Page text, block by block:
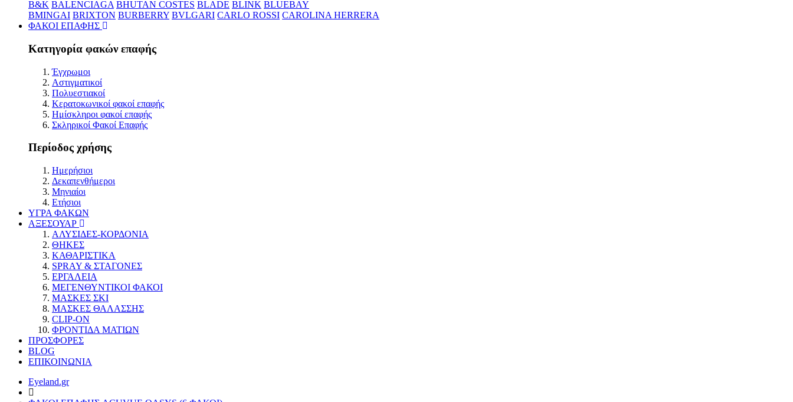
B&K BALENCIAGA BHUTAN COSTES BLADE BLINK BLUEBAY
BMINGAI BRIXTON BURBERRY BVLGARI CARLO ROSSI CAROLINA HERRERA
ΦΑΚΟΙ ΕΠΑΦΗΣ
Κατηγορία φακών επαφής
Έγχρωμοι
Αστιγματικοί
Πολυεστιακοί
Κερατοκωνικοί φακοί επαφής
Ημίσκληροι φακοί επαφής
Σκληρικοί Φακοί Επαφής
Περίοδος χρήσης
Ημερήσιοι
Δεκαπενθήμεροι
Μηνιαίοι
Ετήσιοι
ΥΓΡΑ ΦΑΚΩΝ
ΑΞΕΣΟΥΑΡ
ΑΛΥΣΙΔΕΣ-ΚΟΡΔΟΝΙΑ
ΘΗΚΕΣ
ΚΑΘΑΡΙΣΤΙΚΑ
SPRAY & ΣΤΑΓΟΝΕΣ
ΕΡΓΑΛΕΙΑ
ΜΕΓΕΝΘΥΝΤΙΚΟΙ ΦΑΚΟΙ
ΜΑΣΚΕΣ ΣΚΙ
ΜΑΣΚΕΣ ΘΑΛΑΣΣΗΣ
CLIP-ON
ΦΡΟΝΤΙΔΑ ΜΑΤΙΩΝ
ΠΡΟΣΦΟΡΕΣ
BLOG
ΕΠΙΚΟΙΝΩΝΙΑ
Eyeland.gr